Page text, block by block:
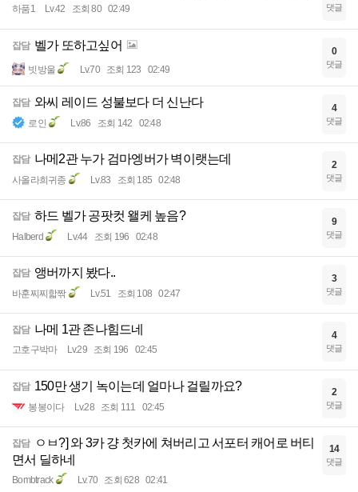
하품1 Lv.42 조회 80 02:49 댓글
잡담 벨가 또하고싶어
빗방울 Lv.70 조회 123 02:49
0
댓글
잡담 와씨 레이드 성불보다 더 신난다
로인 Lv.86 조회 142 02:48
4
댓글
잡담 나메2관 누가 검마엥버가 벽이랫는데
사올라희귀종 Lv.83 조회 185 02:48
2
댓글
잡담 하드 벨가 공팟컷 왤케 높음?
Halberd Lv.44 조회 196 02:48
9
댓글
잡담 앵버까지 봤다..
바훈찌찌핣짞 Lv.51 조회 108 02:47
3
댓글
잡담 나메 1관 존나힘드네
고호구박마 Lv.29 조회 196 02:45
4
댓글
잡담 150만 생기 녹이는데 얼마나 걸릴까요?
봉봉이다 Lv.28 조회 111 02:45
2
댓글
잡담
ㅇㅂ?] 와 3카 걍 첫카에 쳐버리고 서포터 캐어로 버티
면서 딜하네
Bombtrack Lv.70 조회 628 02:41
14
댓글